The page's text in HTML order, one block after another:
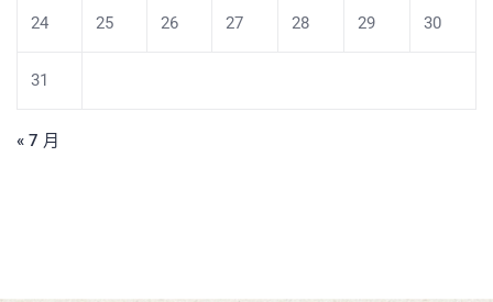
24 25 26 27 28 29 30
31
« 7 月